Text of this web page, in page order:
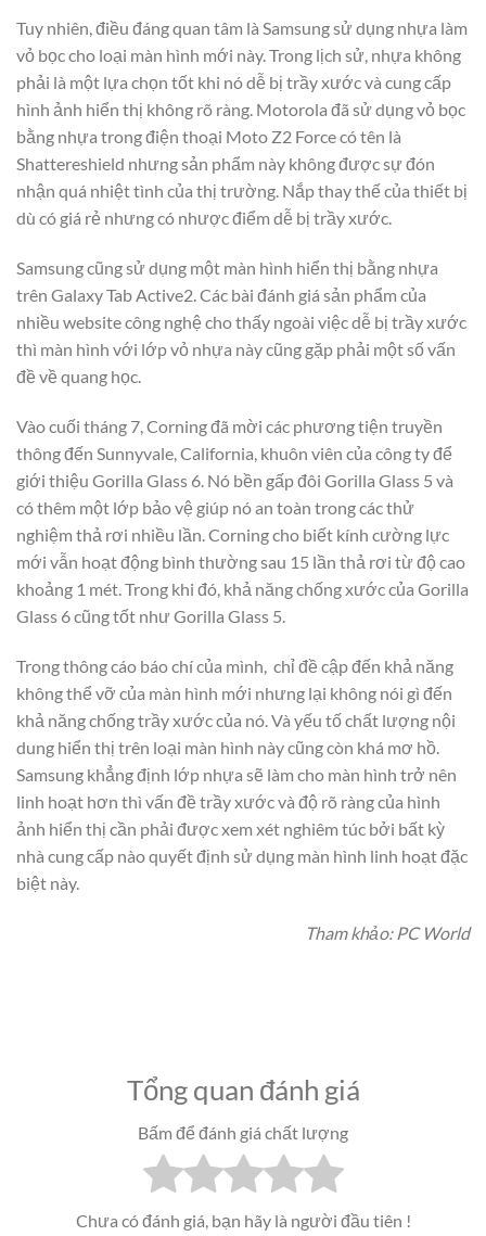
Tuy nhiên, điều đáng quan tâm là Samsung sử dụng nhựa làm
vỏ bọc cho loại màn hình mới này. Trong lịch sử, nhựa không
phải là một lựa chọn tốt khi nó dễ bị trầy xước và cung cấp
hình ảnh hiển thị không rõ ràng. Motorola đã sử dụng vỏ bọc
bằng nhựa trong điện thoại Moto Z2 Force có tên là
Shattereshield nhưng sản phẩm này không được sự đón
nhận quá nhiệt tình của thị trường. Nắp thay thế của thiết bị
dù có giá rẻ nhưng có nhược điểm dễ bị trầy xước.
Samsung cũng sử dụng một màn hình hiển thị bằng nhựa
trên Galaxy Tab Active2. Các bài đánh giá sản phẩm của
nhiều website công nghệ cho thấy ngoài việc dễ bị trầy xước
thì màn hình với lớp vỏ nhựa này cũng gặp phải một số vấn
đề về quang học.
Vào cuối tháng 7, Corning đã mời các phương tiện truyền
thông đến Sunnyvale, California, khuôn viên của công ty để
giới thiệu Gorilla Glass 6. Nó bền gấp đôi Gorilla Glass 5 và
có thêm một lớp bảo vệ giúp nó an toàn trong các thử
nghiệm thả rơi nhiều lần. Corning cho biết kính cường lực
mới vẫn hoạt động bình thường sau 15 lần thả rơi từ độ cao
khoảng 1 mét. Trong khi đó, khả năng chống xước của Gorilla
Glass 6 cũng tốt như Gorilla Glass 5.
Trong thông cáo báo chí của mình, chỉ đề cập đến khả năng
không thể vỡ của màn hình mới nhưng lại không nói gì đến
khả năng chống trầy xước của nó. Và yếu tố chất lượng nội
dung hiển thị trên loại màn hình này cũng còn khá mơ hồ.
Samsung khẳng định lớp nhựa sẽ làm cho màn hình trở nên
linh hoạt hơn thì vấn đề trầy xước và độ rõ ràng của hình
ảnh hiển thị cần phải được xem xét nghiêm túc bởi bất kỳ
nhà cung cấp nào quyết định sử dụng màn hình linh hoạt đặc
biệt này.
Tham khảo: PC World
Tổng quan đánh giá
Bấm để đánh giá chất lượng
Chưa có đánh giá, bạn hãy là người đầu tiên !